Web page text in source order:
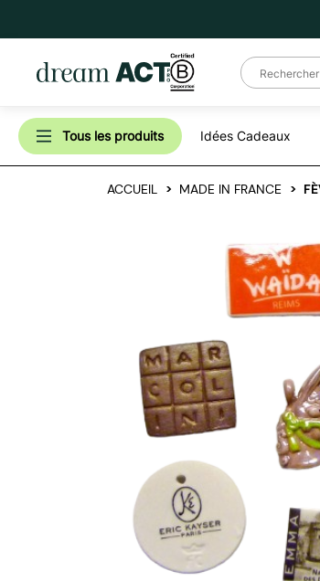
Tous les produits Idées Cadeaux
ACCUEIL MADE IN FRANCE